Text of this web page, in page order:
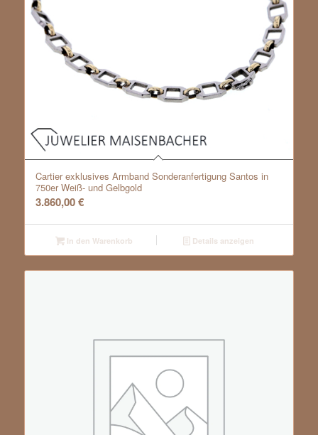
Cartier exklusives Armband Sonderanfertigung Santos in
750er Weiß- und Gelbgold
3.860,00€
In den Warenkorb Details anzeigen